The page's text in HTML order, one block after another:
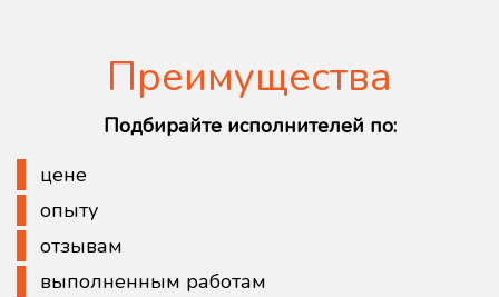
Преимущества
Подбирайте исполнителей по:
цене
опыту
отзывам
выполненным работам